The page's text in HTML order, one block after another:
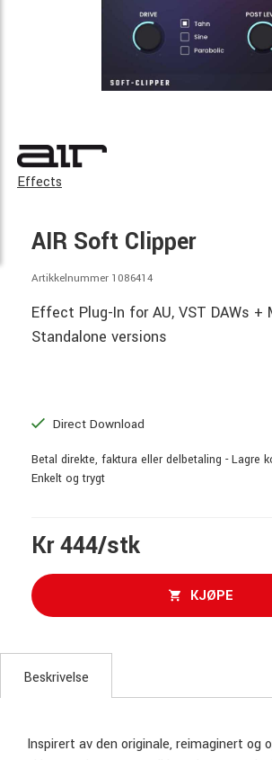
Effects
AIR Soft Clipper
Artikkelnummer 1086414
Effect Plug-In for AU, VST DAWs +
Standalone versions
Direct Download
Betal direkte, faktura eller delbetaling - Lagre
Enkelt og trygt
Kr 444/stk
KJØPE
Beskrivelse
Inspirert av den originale, reimaginert og